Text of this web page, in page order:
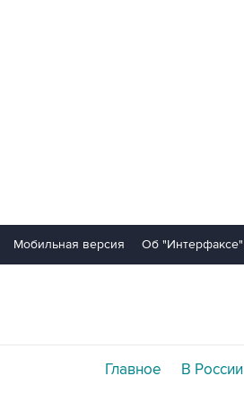
Мобильная версия Об "Интерфаксе"
Главное В России